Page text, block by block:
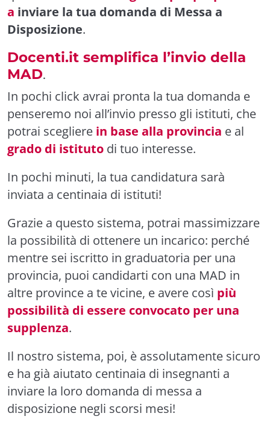
a inviare la tua domanda di Messa a
Disposizione.
Docenti.it semplifica l’invio della
MAD.
In pochi click avrai pronta la tua domanda e
penseremo noi all’invio presso gli istituti, che
potrai scegliere in base alla provincia e al
grado di istituto di tuo interesse.
In pochi minuti, la tua candidatura sarà
inviata a centinaia di istituti!
Grazie a questo sistema, potrai massimizzare
la possibilità di ottenere un incarico: perché
mentre sei iscritto in graduatoria per una
provincia, puoi candidarti con una MAD in
altre province a te vicine, e avere così più
possibilità di essere convocato per una
supplenza.
Il nostro sistema, poi, è assolutamente sicuro
e ha già aiutato centinaia di insegnanti a
inviare la loro domanda di messa a
disposizione negli scorsi mesi!